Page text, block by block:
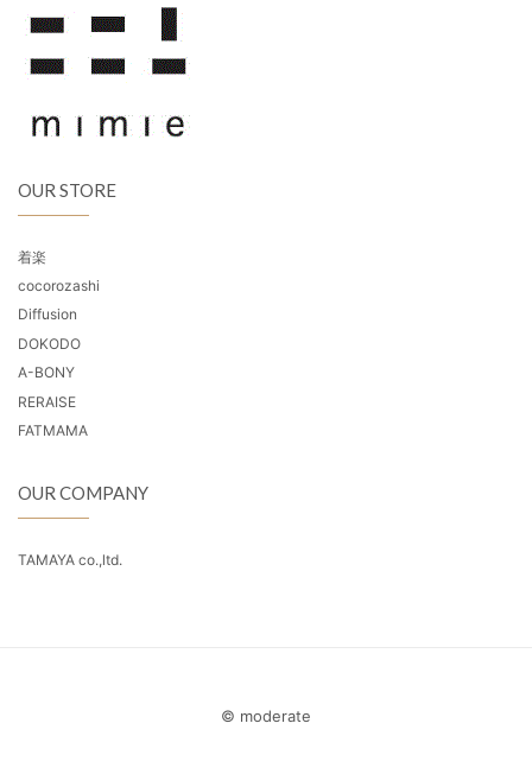
OUR STORE
着楽
cocorozashi
Diffusion
DOKODO
A-BONY
RERAISE
FATMAMA
OUR COMPANY
TAMAYA co.,ltd.
© moderate